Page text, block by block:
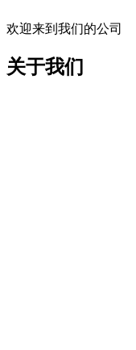
欢迎来到我们的公司
关于我们